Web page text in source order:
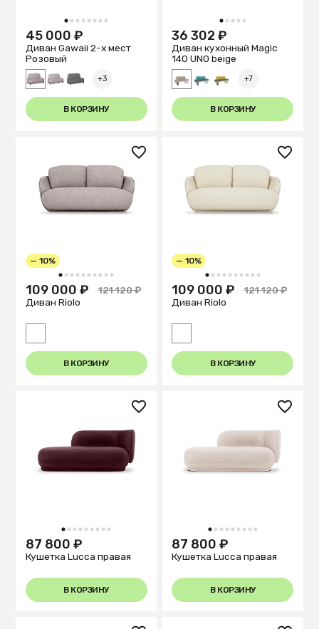
1 2 3 4 5 6 7 8
45 000 ₽
Диван Gawaii 2-х мест
Розовый
+3
В КОРЗИНУ
1 2 3 4 5
36 302 ₽
Диван кухонный Magiс
140 UNO beige
+7
В КОРЗИНУ
1 2 3 4 5 6 7 8 9 10
— 10%
109 000 ₽
121 120 ₽
Диван Riolo
В КОРЗИНУ
1 2 3 4 5 6 7 8 9 10
— 10%
109 000 ₽
121 120 ₽
Диван Riolo
В КОРЗИНУ
1 2 3 4 5 6 7 8 9
87 800 ₽
Кушетка Lucca правая
В КОРЗИНУ
1 2 3 4 5 6 7 8 9
87 800 ₽
Кушетка Lucca правая
В КОРЗИНУ